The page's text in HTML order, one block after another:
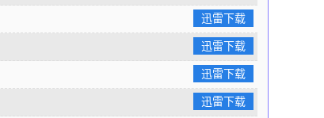
迅雷下载
迅雷下载
迅雷下载
迅雷下载